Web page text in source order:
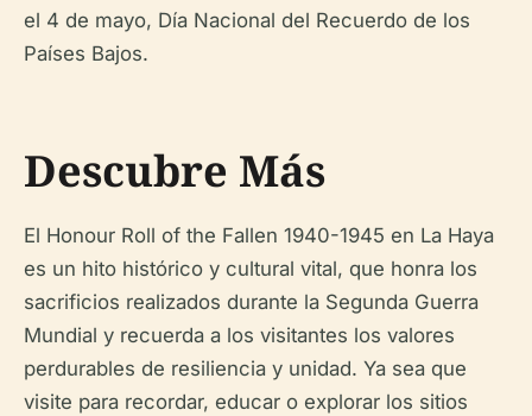
el 4 de mayo, Día Nacional del Recuerdo de los
Países Bajos.
Descubre Más
El Honour Roll of the Fallen 1940-1945 en La Haya
es un hito histórico y cultural vital, que honra los
sacrificios realizados durante la Segunda Guerra
Mundial y recuerda a los visitantes los valores
perdurables de resiliencia y unidad. Ya sea que
visite para recordar, educar o explorar los sitios